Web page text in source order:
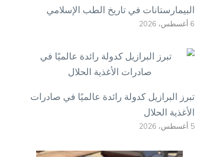
البيمارستانات في تاريخ الطب الإسلامي
6 أغسطس، 2026
تبرز البرازيل كدولة رائدة عالميًا في صادرات
الأغذية الحلال
5 أغسطس، 2026